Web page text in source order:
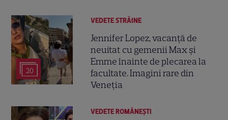
20
VEDETE STRĂINE
Jennifer Lopez, vacanță de
neuitat cu gemenii Max și
Emme înainte de plecarea la
facultate. Imagini rare din
Veneția
VEDETE ROMÂNEŞTI